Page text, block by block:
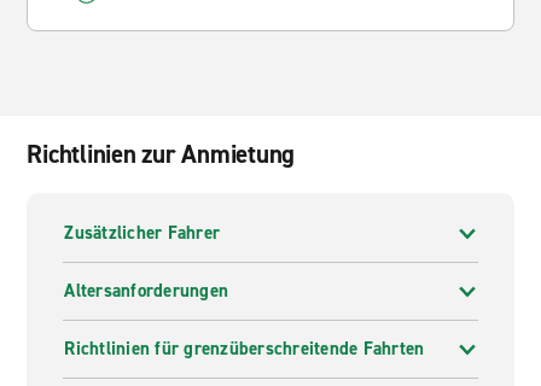
Richtlinien zur Anmietung
Zusätzlicher Fahrer
Altersanforderungen
Richtlinien für grenzüberschreitende Fahrten